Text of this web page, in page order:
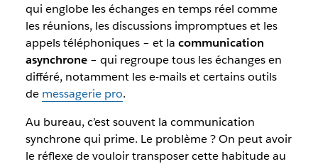
qui englobe les échanges en temps réel comme
les réunions, les discussions impromptues et les
appels téléphoniques – et la communication
asynchrone– qui regroupe tous les échanges en
différé, notamment les e-mails et certains outils
de messagerie pro.
Au bureau, c’est souvent la communication
synchrone qui prime. Le problème ? On peut avoir
le réflexe de vouloir transposer cette habitude au